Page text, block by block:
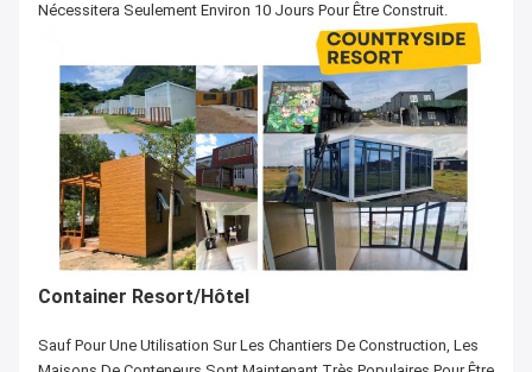
Nécessitera Seulement Environ 10 Jours Pour Être Construit.
Container Resort/Hôtel
Sauf Pour Une Utilisation Sur Les Chantiers De Construction, Les